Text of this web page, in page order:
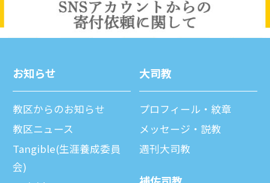
お知らせ
教区からのお知らせ
教区ニュース
Tangible(生涯養成委員
会)
⼤司教
プロフィール・紋章
メッセージ・説教
週刊⼤司教